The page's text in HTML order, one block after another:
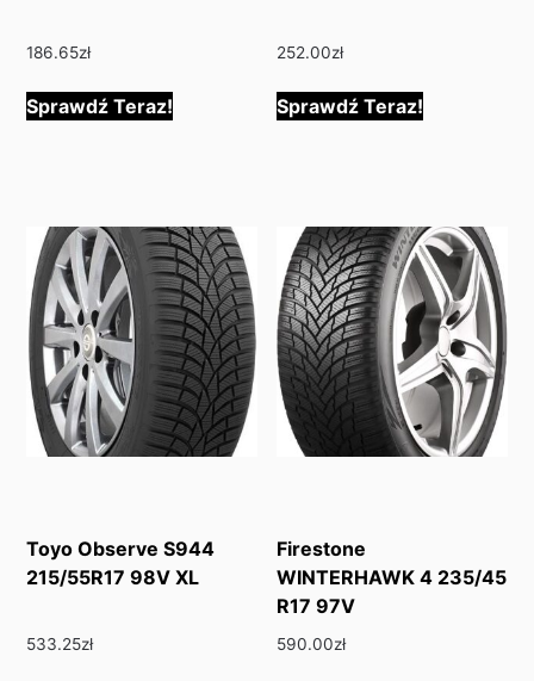
186.65zł
Sprawdź Teraz!
252.00zł
Sprawdź Teraz!
Toyo Observe S944
215/55R17 98V XL
533.25zł
Firestone
WINTERHAWK 4 235/45
R17 97V
590.00zł